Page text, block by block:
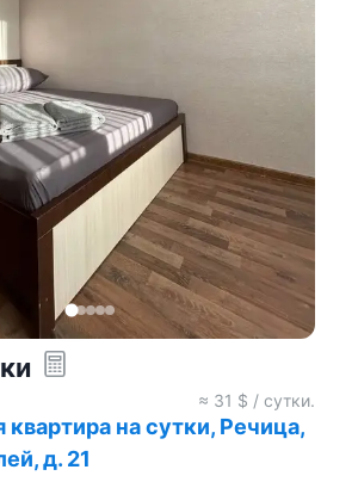
≈ 31 $ / сутки.
квартира на сутки, Речица,
д. 21